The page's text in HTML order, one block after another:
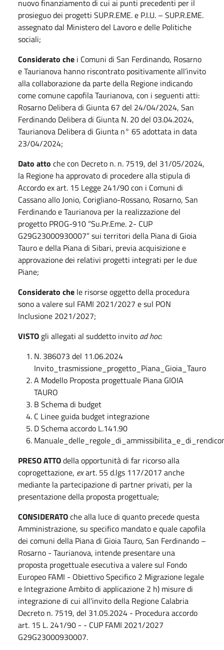
nuovo finanziamento di cui ai punti precedenti per il
prosieguo dei progetti SUP.R.EME. e P.I.U. – SUP.R.EME.
assegnato dal Ministero del Lavoro e delle Politiche
sociali;
Considerato che i Comuni di San Ferdinando, Rosarno
e Taurianova hanno riscontrato positivamente all’invito
alla collaborazione da parte della Regione indicando
come comune capofila Taurianova, con i seguenti atti:
Rosarno Delibera di Giunta 67 del 24/04/2024, San
Ferdinando Delibera di Giunta N. 20 del 03.04.2024,
Taurianova Delibera di Giunta n° 65 adottata in data
23/04/2024;
Dato atto che con Decreto n. n. 7519, del 31/05/2024,
la Regione ha approvato di procedere alla stipula di
Accordo ex art. 15 Legge 241/90 con i Comuni di
Cassano allo Jonio, Corigliano-Rossano, Rosarno, San
Ferdinando e Taurianova per la realizzazione del
progetto PROG-910 “Su.Pr.Eme. 2- CUP
G29G23000930007” sui territori della Piana di Gioia
Tauro e della Piana di Sibari, previa acquisizione e
approvazione dei relativi progetti integrati per le due
Piane;
Considerato che le risorse oggetto della procedura
sono a valere sul FAMI 2021/2027 e sul PON
Inclusione 2021/2027;
VISTO gli allegati al suddetto invito ad hoc:
N. 386073 del 11.06.2024
Invito_trasmissione_progetto_Piana_Gioia_Tauro
A Modello Proposta progettuale Piana GIOIA
TAURO
B Schema di budget
C Linee guida budget integrazione
D Schema accordo L.141.90
PRESO ATTOdella opportunità di far ricorso alla
coprogettazione, exart. 55 d.lgs 117/2017 anche
mediante la partecipazione di partner privati, per la
presentazione della proposta progettuale;
CONSIDERATOche alla luce di quanto precede questa
Amministrazione, su specifico mandato e quale capofila
dei comuni della Piana di Gioia Tauro, San Ferdinando –
Rosarno - Taurianova, intende presentare una
proposta progettuale esecutiva a valere sul Fondo
Europeo FAMI - Obiettivo Specifico 2 Migrazione legale
e Integrazione Ambito di applicazione 2 h) misure di
integrazione di cui all’invito della Regione Calabria
Decreto n. 7519, del 31.05.2024 - Procedura accordo
art. 15 L. 241/90 - - CUP FAMI 2021/2027
G29G23000930007.